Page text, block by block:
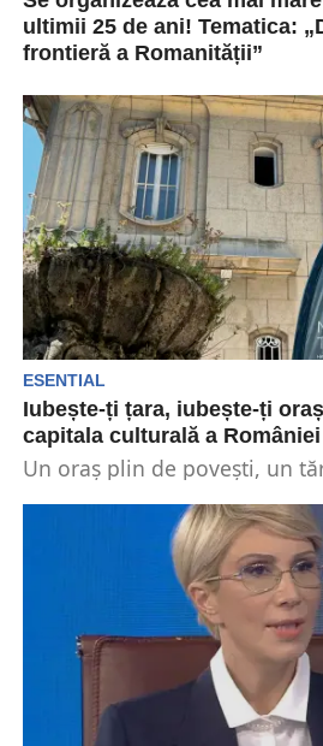
ultimii 25 de ani! Tematica:
frontieră a Romanității”
organizat în ultimii 25 de ani
ESENTIAL
Iubește-ți țara, iubește-ți
capitala culturală a României
Un oraș plin de povești, un